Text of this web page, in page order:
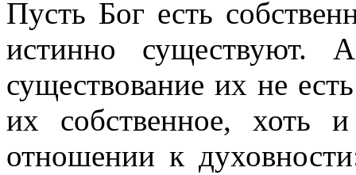
Пусть Бог есть
истинно существуют.
существование их не
их собственное, хоть
отношении к